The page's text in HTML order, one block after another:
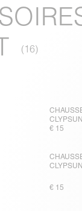
CLYPSUN
€ 15
CLYPSUN
€ 15